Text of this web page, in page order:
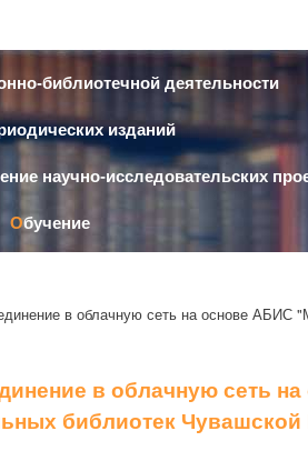
содержанию
библиотечной деятельности
изданий
научно-исследовательских
Обучение
в облачную сеть на основе АБИС
в облачную сеть
библиотек Чувашской